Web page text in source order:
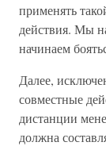
применять
действия. Мы
начинаем
Далее,
совместные
дистанции
должна